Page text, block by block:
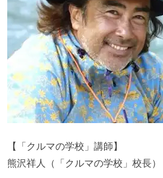
【「クルマの学校」講師】
熊沢祥人（「クルマの学校」校長）